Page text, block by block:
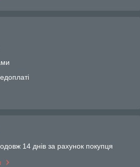
14 днів за рахунок покупця